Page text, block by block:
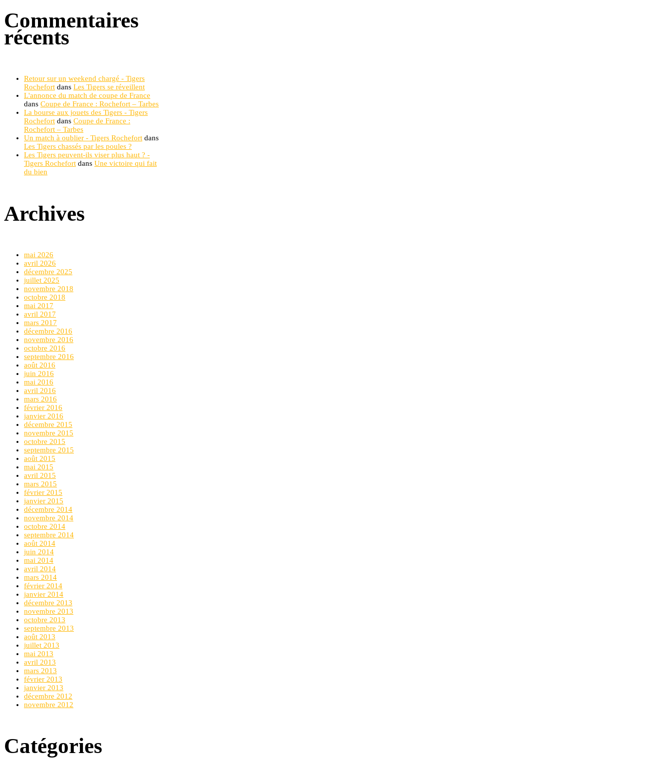
Commentaires
récents
Retour sur un weekend chargé - Tigers
Rochefort dans Les Tigers se réveillent
L'annonce du match de coupe de France
dans Coupe de France : Rochefort – Tarbes
La bourse aux jouets des Tigers - Tigers
Rochefort dans Coupe de France :
Rochefort – Tarbes
Un match à oublier - Tigers Rochefort dans
Les Tigers chassés par les poules ?
Les Tigers peuvent-ils viser plus haut ? -
Tigers Rochefort dans Une victoire qui fait
du bien
Archives
mai 2026
avril 2026
décembre 2025
juillet 2025
novembre 2018
octobre 2018
mai 2017
avril 2017
mars 2017
décembre 2016
novembre 2016
octobre 2016
septembre 2016
août 2016
juin 2016
mai 2016
avril 2016
mars 2016
février 2016
janvier 2016
décembre 2015
novembre 2015
octobre 2015
septembre 2015
août 2015
mai 2015
avril 2015
mars 2015
février 2015
janvier 2015
décembre 2014
novembre 2014
octobre 2014
septembre 2014
août 2014
juin 2014
mai 2014
avril 2014
mars 2014
février 2014
janvier 2014
décembre 2013
novembre 2013
octobre 2013
septembre 2013
août 2013
juillet 2013
mai 2013
avril 2013
mars 2013
février 2013
janvier 2013
décembre 2012
novembre 2012
Catégories